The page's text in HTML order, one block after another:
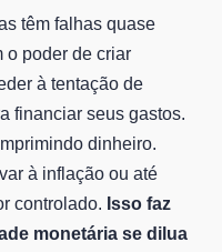
têm falhas quase
o poder de criar
à tentação de
financiar seus gastos.
dinheiro.
à inflação ou até
controlado. Isso faz
monetária se dilua